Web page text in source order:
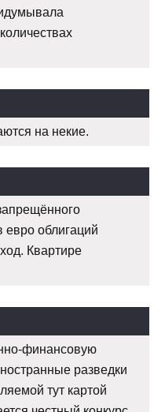
на некие.
евро облигаций
Квартире
финансовую
разведки
тут картой